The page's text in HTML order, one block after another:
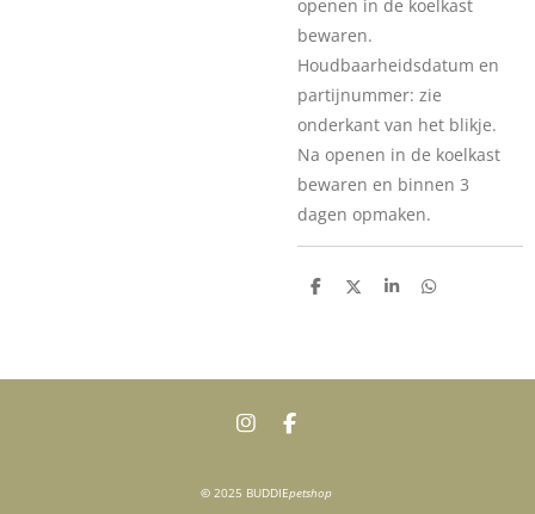
openen in de koelkast
bewaren.
Houdbaarheidsdatum en
partijnummer: zie
onderkant van het blikje.
Na openen in de koelkast
bewaren en binnen 3
dagen opmaken.
D
D
S
D
I
t
F
e
© 2025 BUDDIEpetshop